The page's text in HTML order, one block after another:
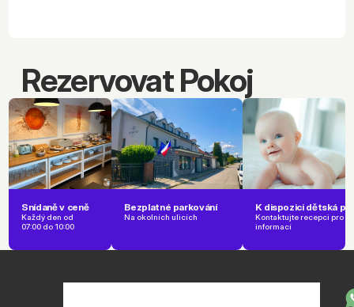
Rezervovat Pokoj
Snídaně v ceně
Každý den od
07:00 do 10:00
Bezplatné parkování
Na okolních ulicích
K dispozici dětská
Kontaktujte recepci pro
informací